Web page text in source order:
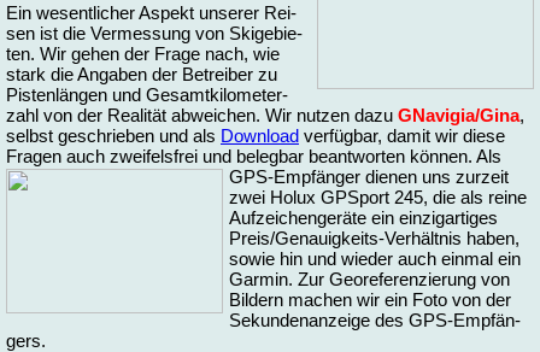
Ein we­sent­li­cher Aspekt un­se­rer Rei­
sen ist die Ver­mes­sung von Ski­ge­bie­
ten. Wir ge­hen der Fra­ge nach, wie
stark die An­ga­ben der Be­trei­ber zu
Pis­ten­län­gen und Ge­samt­ki­lo­me­ter­
zahl von der Rea­li­tät ab­wei­chen. Wir nut­zen da­zu GNavigia/Gina,
selbst ge­schrie­ben und als Down­load ver­füg­bar, da­mit wir die­se
Fra­gen auch zwei­fels­frei und be­leg­bar be­ant­wor­ten kön­nen. Als
GPS-Emp­fän­ger die­nen uns zur­zeit
zwei Ho­lux GPSport 245, die als rei­ne
Auf­zei­chen­ge­rä­te ein ein­zig­ar­ti­ges
Preis/Ge­nau­ig­keits-Ver­hält­nis ha­ben,
so­wie hin und wie­der auch ein­mal ein
Gar­min. Zur Geo­re­fe­ren­zie­rung von
Bil­dern ma­chen wir ein Fo­to von der
Se­kun­den­an­zei­ge des GPS-Emp­fän­
gers.